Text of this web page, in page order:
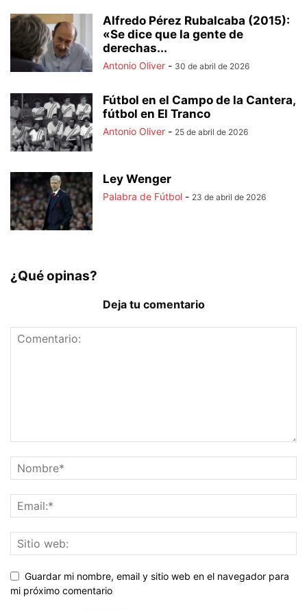
Alfredo Pérez Rubalcaba (2015):
«Se dice que la gente de
derechas...
Antonio Oliver - 30 de abril de 2026
Fútbol en el Campo de la Cantera,
fútbol en El Tranco
Antonio Oliver - 25 de abril de 2026
Ley Wenger
Palabra de Fútbol - 23 de abril de 2026
¿Qué opinas?
Deja tu comentario
Guardar mi nombre, email y sitio web en el navegador para
mi próximo comentario